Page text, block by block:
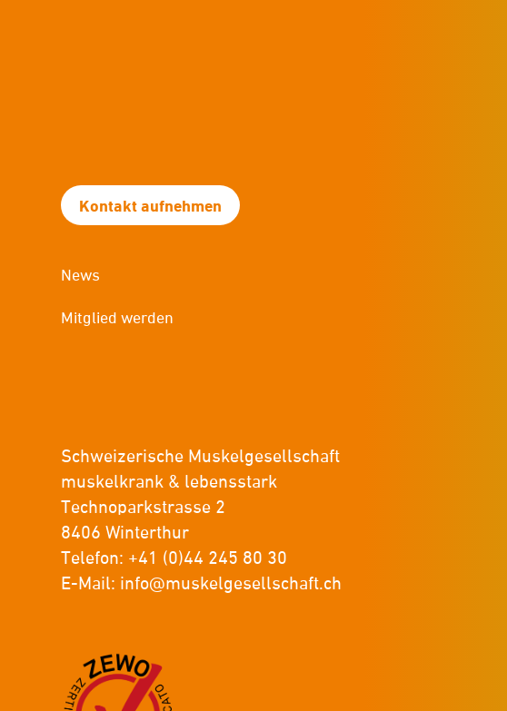
Schweizerische Muskelgesellschaft
muskelkrank & lebensstark
Technoparkstrasse 2
8406 Winterthur
Telefon: +41 (0)44 245 80 30
E-Mail: info@muskelgesellschaft.ch
Kontakt aufnehmen
News
Mitglied werden